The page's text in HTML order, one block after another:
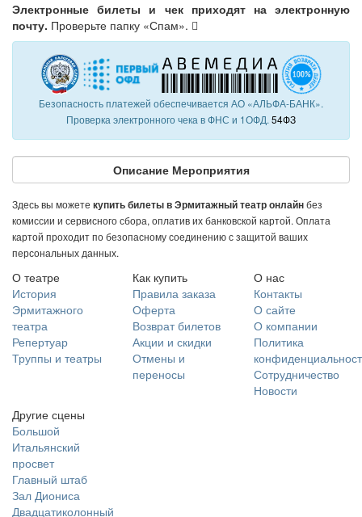
Электронные билеты и чек приходят на электронную
почту. Проверьте папку «Спам».
Безопасность платежей обеспечивается АО «АЛЬФА-БАНК».
Проверка электронного чека в ФНС и 1ОФД. 54ФЗ
Описание Мероприятия
Здесь вы можете купить билеты в Эрмитажный театр онлайнбез
комиссии и сервисного сбора, оплатив их банковской картой. Оплата
картой проходит по безопасному соединению с защитой ваших
персональных данных.
О театре
История
Эрмитажного
театра
Репертуар
Труппы и театры
Как купить
Правила заказа
Оферта
Возврат билетов
Акции и скидки
Отмены и
переносы
О нас
Контакты
О сайте
О компании
Политика
Сотрудничество
Новости
Другие сцены
Большой
Итальянский
просвет
Главный штаб
Зал Диониса
Двадцатиколонный